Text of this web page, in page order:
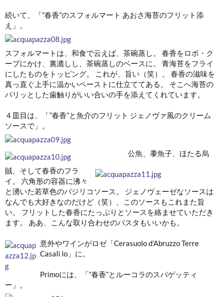
続いて、「”春香”のスフォルマート あおさ海苔のフリット添
え」。
スフォルマートは、和食で云えば、茶碗蒸し。 春香をロボ・ク
ープにかけ、裏漉しし、茶碗蒸しのベースに。 青海苔をフライ
にしたものをトッピング。 これが、旨い（笑）。 春香の滋味を
真っ直ぐ上手に温かいペーストに仕立ててある。 そこへ海苔の
パリッとした歯触りがいい合いの手を添えてくれています。
４皿目は、「”春香”と魚介のフリット ジェノヴァ風のクリーム
ソースで」。
公魚、黍魚子、ほたる烏
賊、そして春香のフラ
イ。 六角形の容器に沸々
と湧いた若草色のバジリコソース。 ジェノヴェーゼなソースは
なんでも大好きなのだけど（笑）、このソースもこれまた旨
い。 フリットした春香にたっぷりとソースを絡ませていただき
ます。 ああ、こんな取り合わせのパスタもいいかも。
意外やワインがロゼ「Cerasuolo d’Abruzzo Terre
Casali lo」に。
Primoには、「”春香”とルーコラのスパゲッティ
ー」。